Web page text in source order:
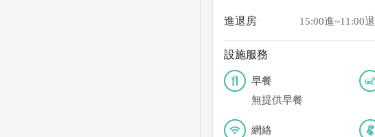
進退房 15:00進~11:00退
設施服務
早餐
無提供早餐
網絡